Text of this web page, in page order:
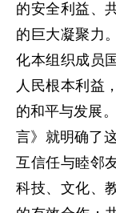
的安全利益、
的巨大凝聚力
化本组织成员
人民根本利益
的和平与发展
言》就明确了
互信任与睦邻
科技、文化、